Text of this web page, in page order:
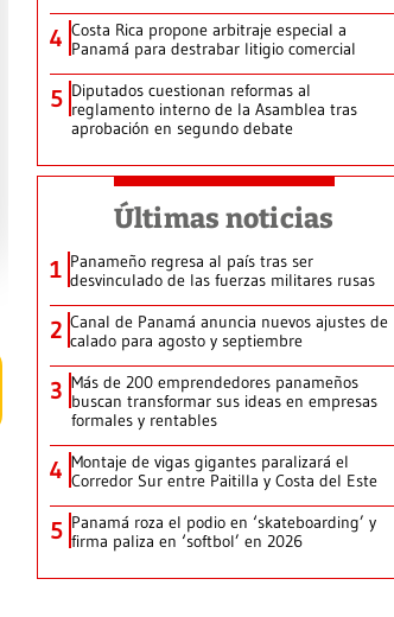
4 Costa Rica propone arbitraje especial a
Panamá para destrabar litigio comercial
5 Diputados cuestionan reformas al
reglamento interno de la Asamblea tras
aprobación en segundo debate
Últimas noticias
1 Panameño regresa al país tras ser
desvinculado de las fuerzas militares rusas
2 Canal de Panamá anuncia nuevos ajustes de
calado para agosto y septiembre
3 Más de 200 emprendedores panameños
buscan transformar sus ideas en empresas
formales y rentables
4 Montaje de vigas gigantes paralizará el
Corredor Sur entre Paitilla y Costa del Este
5 Panamá roza el podio en ‘skateboarding’ y
firma paliza en ‘softbol’ en 2026